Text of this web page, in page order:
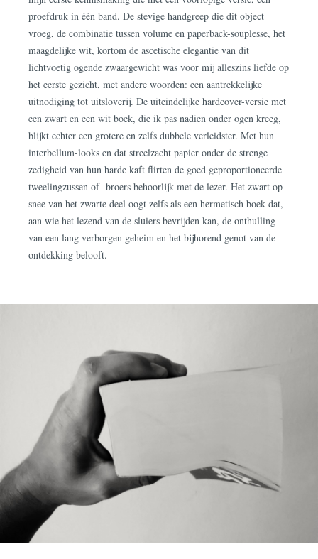
proefdruk in één band. De stevige handgreep die dit object
vroeg, de combinatie tussen volume en paperback-souplesse, het
maagdelijke wit, kortom de ascetische elegantie van dit
lichtvoetig ogende zwaargewicht was voor mij alleszins liefde op
het eerste gezicht, met andere woorden: een aantrekkelijke
uitnodiging tot uitsloverij. De uiteindelijke hardcover-versie met
een zwart en een wit boek, die ik pas nadien onder ogen kreeg,
blijkt echter een grotere en zelfs dubbele verleidster. Met hun
interbellum-looks en dat streelzacht papier onder de strenge
zedigheid van hun harde kaft flirten de goed geproportioneerde
tweelingzussen of -broers behoorlijk met de lezer. Het zwart op
snee van het zwarte deel oogt zelfs als een hermetisch boek dat,
aan wie het lezend van de sluiers bevrijden kan, de onthulling
van een lang verborgen geheim en het bijhorend genot van de
ontdekking belooft.